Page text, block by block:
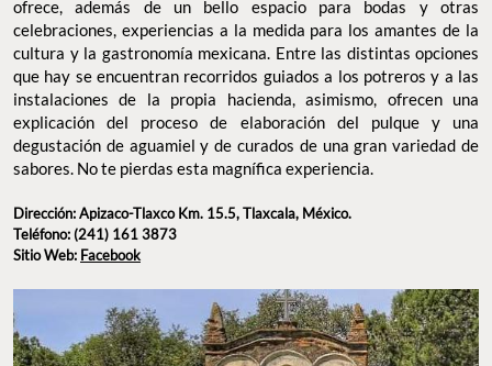
cultura y la gastronomía mexicana. Entre las distintas opciones
que hay se encuentran recorridos guiados a los potreros y a las
instalaciones de la propia hacienda, asimismo, ofrecen una
explicación del proceso de elaboración del pulque y una
degustación de aguamiel y de curados de una gran variedad de
sabores. No te pierdas esta magnífica experiencia.
Dirección: Apizaco-Tlaxco Km. 15.5, Tlaxcala,
Teléfono: (241) 161 3873
Sitio Web:Facebook